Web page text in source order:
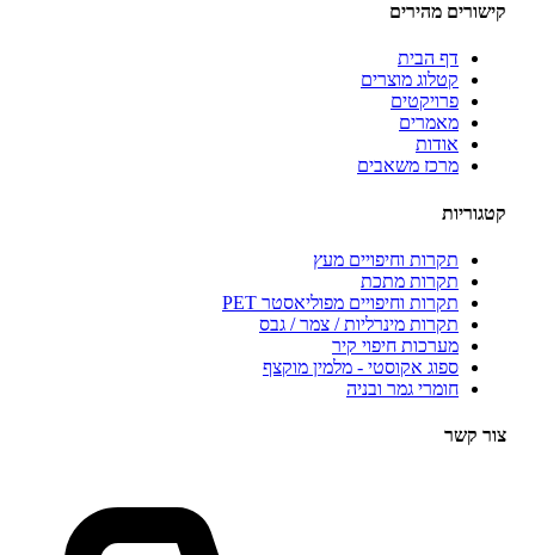
מהירים
דף הבית
קטלוג מוצרים
פרויקטים
מאמרים
אודות
מרכז משאבים
תקרות וחיפויים מעץ
תקרות מתכת
תקרות וחיפויים מפוליאסטר PET
תקרות מינרליות / צמר / גבס
מערכות חיפוי קיר
ספוג אקוסטי - מלמין מוקצף
חומרי גמר ובניה
קשר